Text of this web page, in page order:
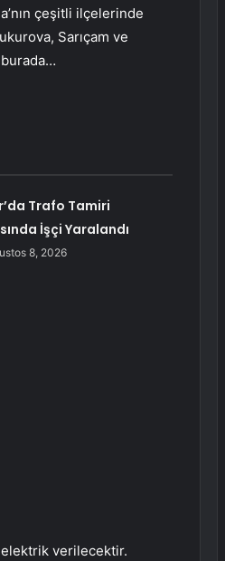
çeşitli ilçelerinde
Sarıçam ve
Trafo Tamiri
İşçi Yaralandı
8, 2026
elektrik verilecektir.